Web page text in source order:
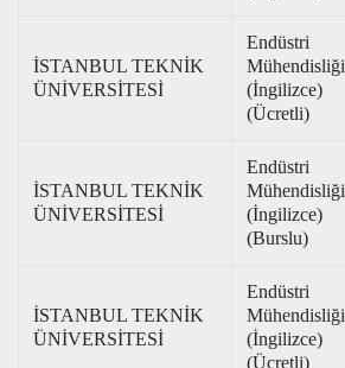
İSTANBUL TEKNİK
ÜNİVERSİTESİ
Endüstri
Mühendisliği
(İngilizce)
(Ücretli)
İSTANBUL TEKNİK
ÜNİVERSİTESİ
Endüstri
Mühendisliği
(İngilizce)
(Burslu)
İSTANBUL TEKNİK
ÜNİVERSİTESİ
Endüstri
Mühendisliği
(İngilizce)
(Ücretli)